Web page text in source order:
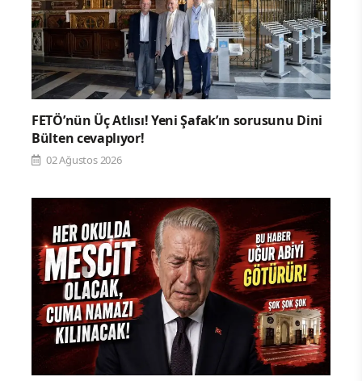
FETÖ’nün Üç Atlısı! Yeni Şafak’ın sorusunu Dini
Bülten cevaplıyor!
02 Ağustos 2026